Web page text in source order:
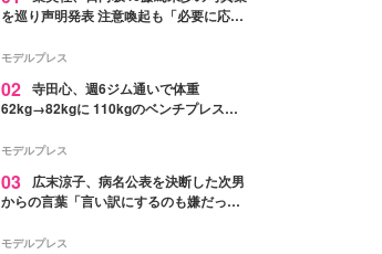
を巡り声明発表 注意喚起も「必要に応じ
モデルプレス
02 寺田心、週6ジム通いで体重
62kg→82kgに 110kgのベンチプレス持
「かっこいい」と反響
モデルプレス
03
広末涼子、病名公表を決断した次男
からの言葉「言い訳にするのも嫌だっ
モデルプレス